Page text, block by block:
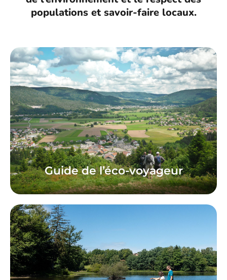
populations et savoir-faire locaux.
Guide de l’éco-voyageur